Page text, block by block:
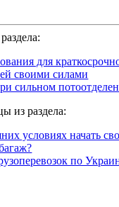
для
своими силами
сильном
из раздела:
условиях начать
по